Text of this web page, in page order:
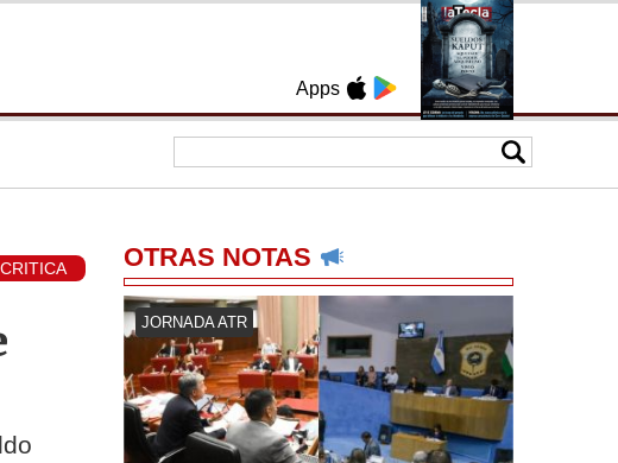
Apps
OTRAS NOTAS
JORNADA ATR